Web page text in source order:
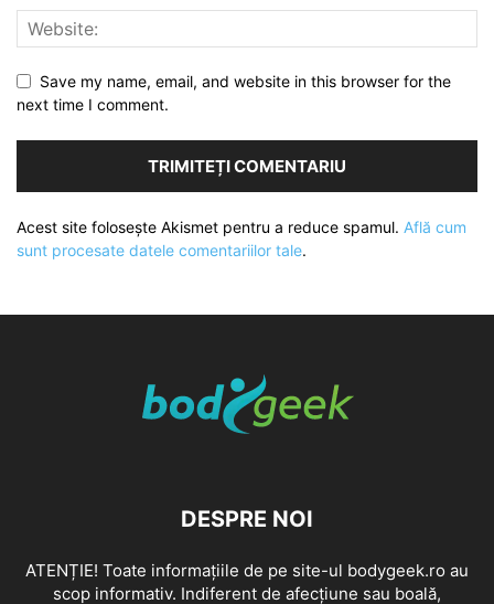
Save my name, email, and website in this browser for the
next time I comment.
Acest site folosește Akismet pentru a reduce spamul. Află cum
sunt procesate datele comentariilor tale.
DESPRE NOI
ATENȚIE! Toate informațiile de pe site-ul bodygeek.ro au
scop informativ. Indiferent de afecțiune sau boală,